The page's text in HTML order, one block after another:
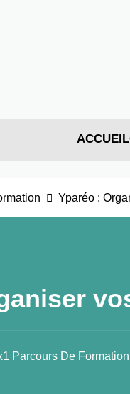
ACCUEIL
Yparéo :
1 Parcours De Formation